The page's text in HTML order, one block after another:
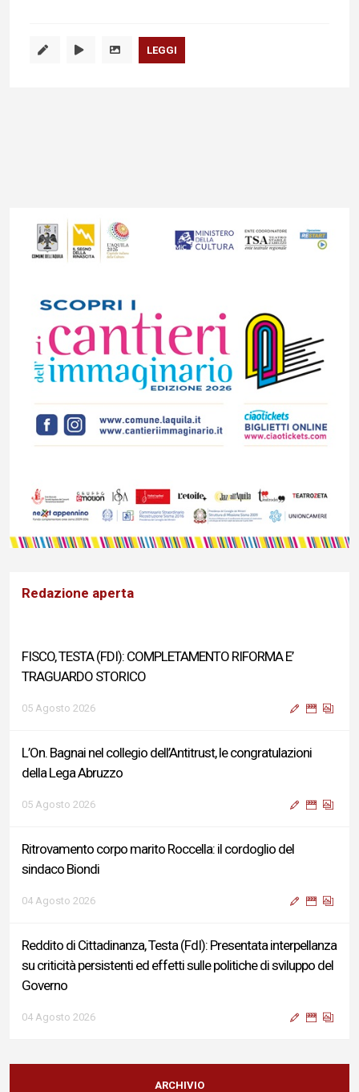
LEGGI
Redazione aperta
FISCO, TESTA (FDI): COMPLETAMENTO RIFORMA E’
TRAGUARDO STORICO
05 Agosto 2026
L’On. Bagnai nel collegio dell’Antitrust, le congratulazioni
della Lega Abruzzo
05 Agosto 2026
Ritrovamento corpo marito Roccella: il cordoglio del
sindaco Biondi
04 Agosto 2026
Reddito di Cittadinanza, Testa (FdI): Presentata interpellanza
su criticità persistenti ed effetti sulle politiche di sviluppo del
Governo
04 Agosto 2026
Sigismondi, Liris e Testa: “Profondo cordoglio e vicinanza al
Ministro Roccella e alla sua famiglia”
ARCHIVIO